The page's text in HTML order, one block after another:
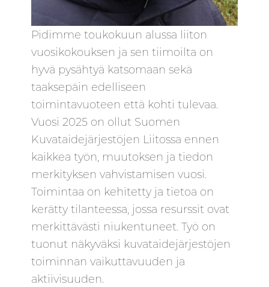
Pidimme toukokuun alussa liiton
vuosikokouksen ja sen tiimoilta on
hyvä pysähtyä katsomaan sekä
taaksepäin edelliseen
toimintavuoteen että kohti tulevaa.
Vuosi 2025 on ollut Suomen
Kuvataidejärjestöjen Liitossa ennen
kaikkea työn, muutoksen ja tiedon
merkityksen vahvistamisen vuosi.
Toimintaa on kehitetty ja tietoa on
kerätty tilanteessa, jossa resurssit ovat
merkittävästi niukentuneet. Työ on
tuonut näkyväksi kuvataidejärjestöjen
toiminnan vaikuttavuuden ja
aktiivisuuden.